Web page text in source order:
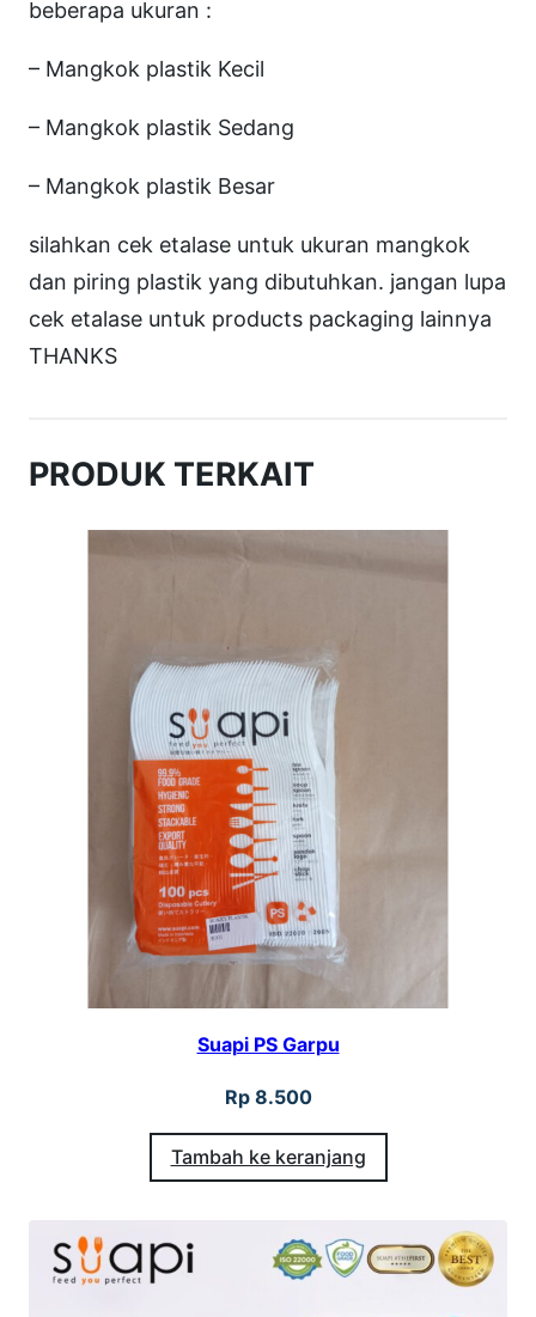
beberapa ukuran :
– Mangkok plastik Kecil
– Mangkok plastik Sedang
– Mangkok plastik Besar
silahkan cek etalase untuk ukuran mangkok
dan piring plastik yang dibutuhkan. jangan lupa
cek etalase untuk products packaging lainnya
THANKS
PRODUK TERKAIT
Suapi PS Garpu
Rp8.500
Tambah ke keranjang